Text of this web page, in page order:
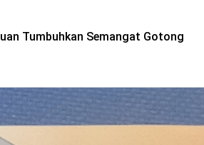
Tumbuhkan Semangat Gotong